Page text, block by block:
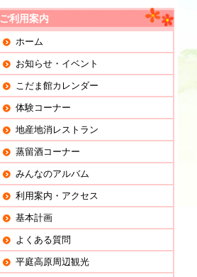
ご利用案内
ホーム
お知らせ・イベント
こだま館カレンダー
体験コーナー
地産地消レストラン
蒸留酒コーナー
みんなのアルバム
利用案内・アクセス
基本計画
よくある質問
平庭高原周辺観光